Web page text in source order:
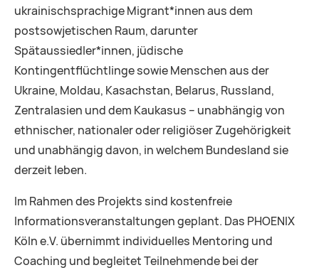
ukrainischsprachige Migrant*innen aus dem
postsowjetischen Raum, darunter
Spätaussiedler*innen, jüdische
Kontingentflüchtlinge sowie Menschen aus der
Ukraine, Moldau, Kasachstan, Belarus, Russland,
Zentralasien und dem Kaukasus – unabhängig von
ethnischer, nationaler oder religiöser Zugehörigkeit
und unabhängig davon, in welchem Bundesland sie
derzeit leben.
Im Rahmen des Projekts sind kostenfreie
Informationsveranstaltungen geplant. Das PHOENIX
Köln e.V. übernimmt individuelles Mentoring und
Coaching und begleitet Teilnehmende bei der